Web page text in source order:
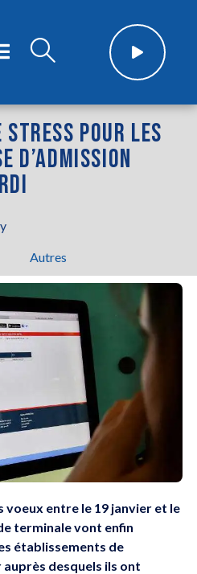
POUR LES
D’ADMISSION
Autres
entre le 19 janvier et le
terminale vont enfin
établissements de
auprès desquels ils ont